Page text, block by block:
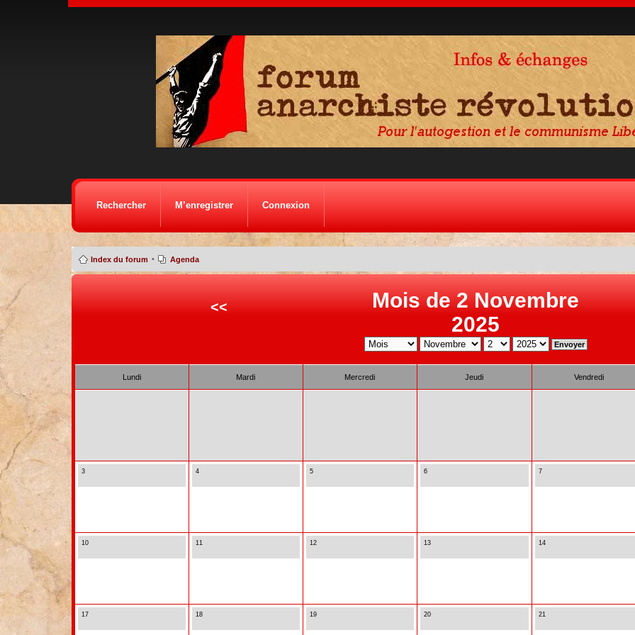
Rechercher M’enregistrer Connexion
Index du forum • Agenda
<<
Mois de 2 Novembre
2025
Lundi Mardi Mercredi Jeudi Vendredi
3 4 5 6 7
10 11 12 13 14
17 18 19 20 21